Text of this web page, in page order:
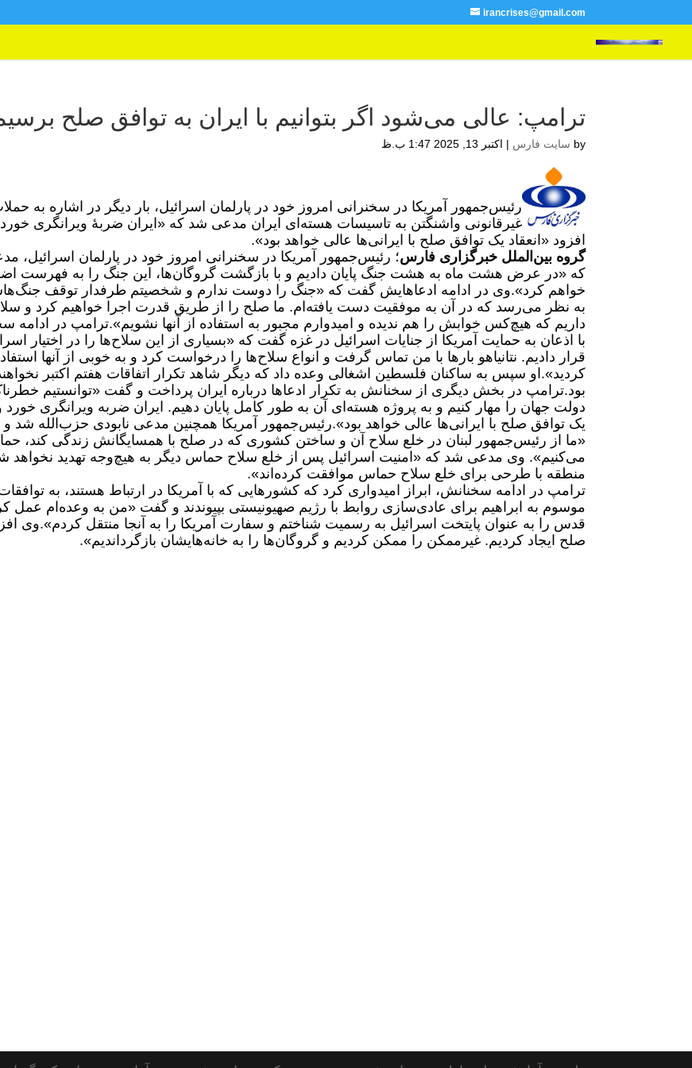
irancrises@gmail.com
ترامپ: عالی می‌شود اگر بتوانیم با ایران به توافق صلح
by سایت فارس | اکتبر 13, 2025 1:47 ب.ظ
رئیس‌جمهور آمریکا در سخنرانی امروز خود در پارلمان اسرائیل، بار دیگر در اشاره به
غیرقانونی واشنگتن به تاسیسات هسته‌ای ایران مدعی شد که «ایران ضربهٔ ویرانگری
افزود «انعقاد یک توافق صلح با ایرانی‌ها عالی خواهد بود».
گروه بین‌الملل خبرگزاری فارس؛ رئیس‌جمهور آمریکا در سخنرانی امروز خود در پارلمان اسرائیل،
که «در عرض هشت ماه به هشت جنگ پایان دادیم و با بازگشت گروگان‌ها، این جنگ را به فهرست
خواهم کرد».وی در ادامه ادعاهایش گفت که «جنگ را دوست ندارم و شخصیتم طرفدار توقف
به نظر می‌رسد که در آن به موفقیت دست یافته‌ام. ما صلح را از طریق قدرت اجرا خواهیم کرد و
داریم که هیچ‌کس خوابش را هم ندیده و امیدوارم مجبور به استفاده از آنها نشویم».ترامپ در ادامه
با اذعان به حمایت آمریکا از جنایات اسرائیل در غزه گفت که «بسیاری از این سلاح‌ها را در اختیار
قرار دادیم. نتانیاهو بارها با من تماس گرفت و انواع سلاح‌ها را درخواست کرد و به خوبی از آنها
کردید». او سپس به ساکنان فلسطین اشغالی وعده داد که دیگر شاهد تکرار اتفاقات هفتم اکتبر
بود.ترامپ در بخش دیگری از سخنانش به تکرار ادعاها درباره ایران پرداخت و گفت «توانستیم
دولت جهان را مهار کنیم و به پروژه هسته‌ای آن به طور کامل پایان دهیم. ایران ضربه ویرانگری خورد و
یک توافق صلح با ایرانی‌ها عالی خواهد بود».رئیس‌جمهور آمریکا همچنین مدعی نابودی حزب‌الله شد
«ما از رئیس‌جمهور لبنان در خلع سلاح آن و ساختن کشوری که در صلح با همسایگانش زندگی کند،
می‌کنیم». وی مدعی شد که «امنیت اسرائیل پس از خلع سلاح حماس دیگر به هیچ‌وجه تهدید نخواهد
منطقه با طرحی برای خلع سلاح حماس موافقت کرده‌اند».
ترامپ در ادامه سخنانش، ابراز امیدواری کرد که کشورهایی که با آمریکا در ارتباط هستند، به
موسوم به ابراهیم برای عادی‌سازی روابط با رژیم صهیونیستی بپیوندند و گفت «من به وعده‌ام عمل
قدس را به عنوان پایتخت اسرائیل به رسمیت شناختم و سفارت آمریکا را به آنجا منتقل کردم».وی
صلح ایجاد کردیم. غیرممکن را ممکن کردیم و گروگان‌ها را به خانه‌هایشان بازگرداندیم».